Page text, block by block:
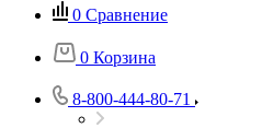
0 Сравнение
0 Корзина
8-800-444-80-71